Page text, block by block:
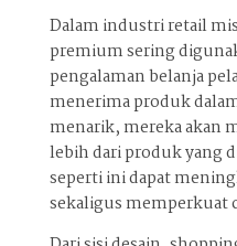
Dalam industri retail
premium sering
pengalaman belanja
menerima produk
menarik, mereka akan
lebih dari produk yang
seperti ini dapat
sekaligus memperkuat